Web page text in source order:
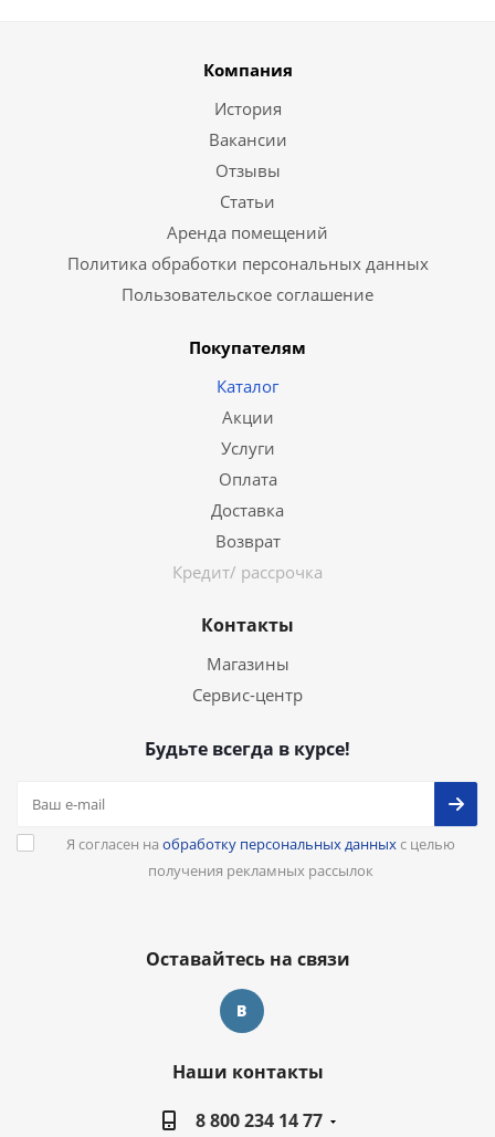
Компания
История
Вакансии
Отзывы
Статьи
Аренда помещений
Политика обработки персональных данных
Пользовательское соглашение
Покупателям
Каталог
Акции
Услуги
Оплата
Доставка
Возврат
Кредит/ рассрочка
Контакты
Магазины
Сервис-центр
Будьте всегда в курсе!
Я согласен на обработку персональных данныхс целью
получения рекламных рассылок
Оставайтесь на связи
Наши контакты
8 800 234 14 77